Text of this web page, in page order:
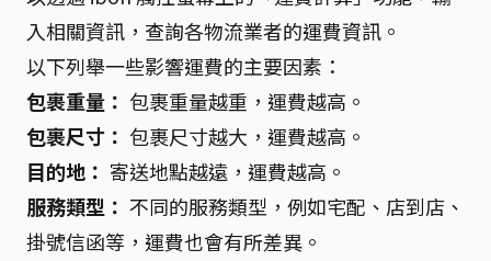
入相關資訊，查詢各物流業者的運費資訊。
以下列舉一些影響運費的主要因素：
包裹重量： 包裹重量越重，運費越高。
包裹尺寸： 包裹尺寸越大，運費越高。
目的地： 寄送地點越遠，運費越高。
服務類型： 不同的服務類型，例如宅配、店到店、
掛號信函等，運費也會有所差異。